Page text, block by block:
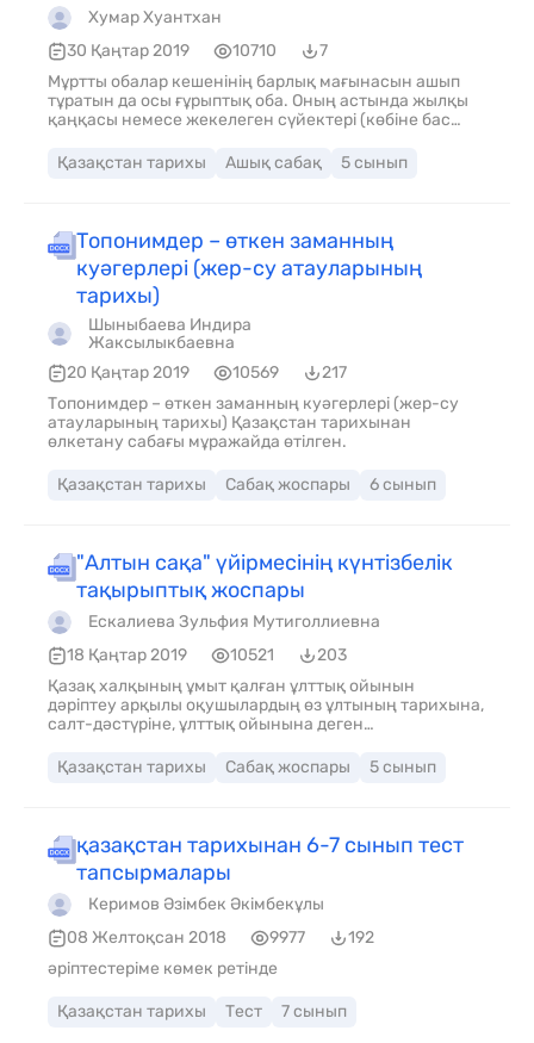
Хумар Хуантхан
30 Қаңтар 2019
10710
7
Мұртты обалар кешенінің барлық мағынасын ашып
тұратын да осы ғұрыптық оба. Оның астында жылқы
қаңқасы немесе жекелеген сүйектері (көбіне бас
Шағын құрылыстар астынан аз мөлшерде күл, кейде
мал сүйектері табылған. Бір топ ғалымдар мұртты
баба рухын қастерлеу сияқты дәстүрлермен
байланыстыратын жалпы сипаттама жасады.
Ғылымда ерте темір дәуіріндегі Қазақстан
тайпаларын таза парсы тілдес орта ретінде сипаттау
қалыптасқанын ескерсе, Мұртты обалардың түркілік
дәстүрлерге бейім келуі ерекше назар аудартады.
Мұртты обалар құрылымы және семантикасы
жағынан көне түркілердің тас мүсін, балбалдармен
бірге орналасатын ғұрыптық қоршауларына өте
жақын келед. мағұлмат беру
Қазақстан тарихы Ашық сабақ 5 сынып
Топонимдер – өткен заманның
куәгерлері (жер-су атауларының
тарихы)
Шыныбаева Индира
Жаксылыкбаевна
20 Қаңтар 2019
10569
217
Топонимдер – өткен заманның куәгерлері (жер-су
атауларының тарихы) Қазақстан тарихынан
өлкетану сабағы мұражайда өтілген.
Қазақстан тарихы Сабақ жоспары 6 сынып
"Алтын сақа" үйірмесінің күнтізбелік
тақырыптық жоспары
Ескалиева Зульфия Мутиголлиевна
18 Қаңтар 2019
10521
203
Қазақ халқының ұмыт қалған ұлттық ойынын
дәріптеу арқылы оқушылардың өз ұлтының тарихына,
салт-дәстүріне, ұлттық ойынына деген
халқының ұлттық ойындарының қалыптасу
тарихымен таныстыру. 2.Қазақ халқының бағзы
болып қалған, ұлттық ойынымызды соның ішінде
«Алтын сақа» ойынын ары қарай жаңғырту. 4. Асық
ойыны арқылы оқушыларды салауатты өмір салтын
ұстануға шақыру. Тарих сабақтарында қосымша
үйірме ретінде пайдалануға болады
Қазақстан тарихы Сабақ жоспары 5 сынып
қазақстан тарихынан 6-7 сынып тест
тапсырмалары
Керимов Әзімбек Әкімбекұлы
08 Желтоқсан 2018
9977
192
әріптестеріме көмек ретінде
Қазақстан тарихы Тест 7 сынып